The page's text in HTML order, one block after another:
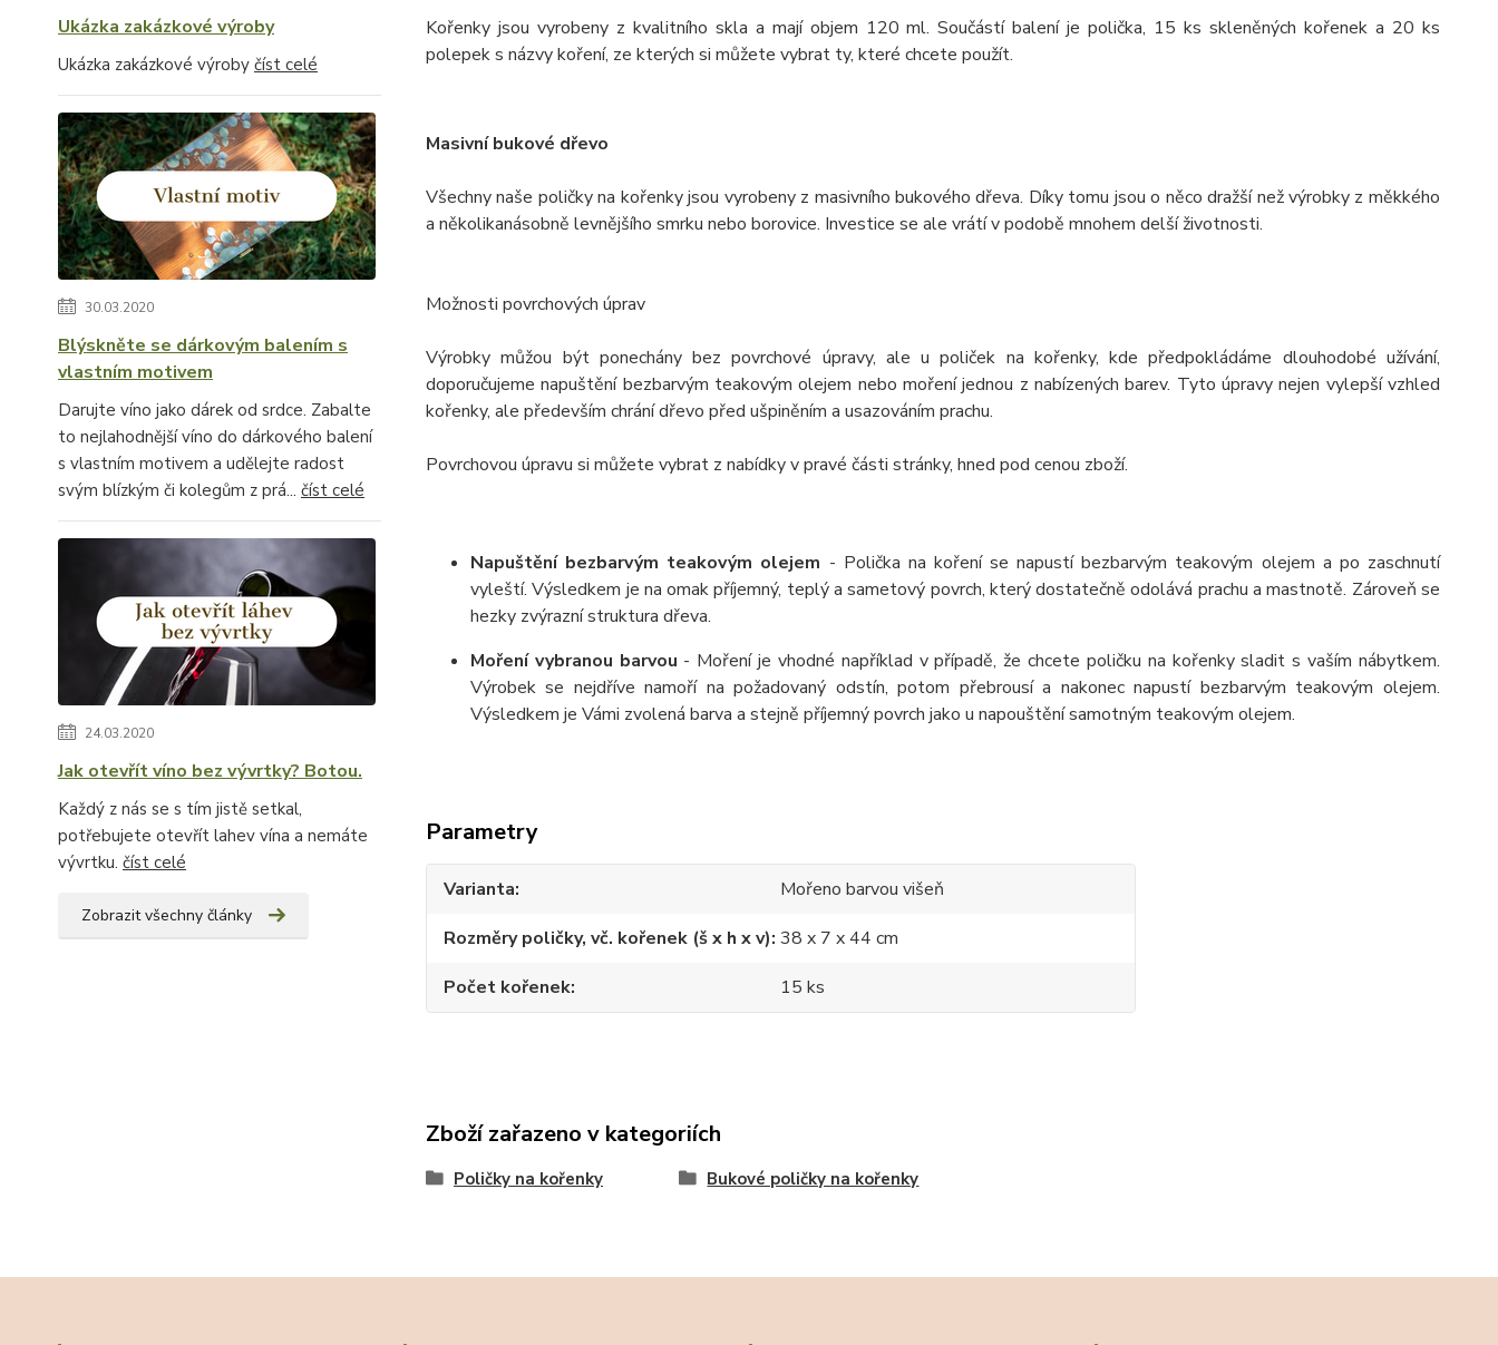
Ukázka zakázkové výroby
Ukázka zakázkové výroby číst celé
30.03.2020
Blýskněte se dárkovým balením s
vlastním motivem
Darujte víno jako dárek od srdce. Zabalte
to nejlahodnější víno do dárkového balení
s vlastním motivem a udělejte radost
svým blízkým či kolegům z prá... číst celé
24.03.2020
Jak otevřít víno bez vývrtky? Botou.
Každý z nás se s tím jistě setkal,
potřebujete otevřít lahev vína a nemáte
vývrtku. číst celé
Zobrazit všechny články
Kořenky jsou vyrobeny z kvalitního skla a mají objem 120 ml. Součástí balení je polička, 15 ks skleněných kořenek a 20 ks
polepek s názvy koření, ze kterých si můžete vybrat ty, které chcete použít.
Masivní bukové dřevo
Všechny naše poličky na kořenky jsou vyrobeny z masivního bukového dřeva. Díky tomu jsou o něco dražší než výrobky z měkkého
a několikanásobně levnějšího smrku nebo borovice. Investice se ale vrátí v podobě mnohem delší životnosti.
Možnosti povrchových úprav
Výrobky můžou být ponechány bez povrchové úpravy, ale u poliček na kořenky, kde předpokládáme dlouhodobé užívání,
doporučujeme napuštění bezbarvým teakovým olejem nebo moření jednou z nabízených barev. Tyto úpravy nejen vylepší vzhled
kořenky, ale především chrání dřevo před ušpiněním a usazováním prachu.
Povrchovou úpravu si můžete vybrat z nabídky v pravé části stránky, hned pod cenou zboží.
Napuštění bezbarvým teakovým olejem - Polička na koření se napustí bezbarvým teakovým olejem a po zaschnutí
vyleští. Výsledkem je na omak příjemný, teplý a sametový povrch, který dostatečně odolává prachu a mastnotě. Zároveň se
hezky zvýrazní struktura dřeva.
Moření vybranou barvou - Moření je vhodné například v případě, že chcete poličku na kořenky sladit s vaším nábytkem.
Výrobek se nejdříve namoří na požadovaný odstín, potom přebrousí a nakonec napustí bezbarvým teakovým olejem.
Výsledkem je Vámi zvolená barva a stejně příjemný povrch jako u napouštění samotným teakovým olejem.
Parametry
Varianta
Mořeno barvou višeň
Rozměry poličky, vč. kořenek (š x h x v) 38 x 7 x 44 cm
Počet kořenek
15 ks
Zboží zařazeno v kategoriích
Poličky na kořenky Bukové poličky na kořenky